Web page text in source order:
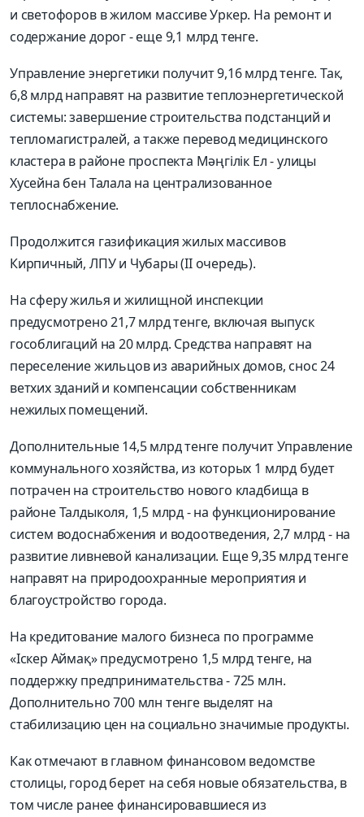
и светофоров в жилом массиве Уркер. На ремонт и
содержание дорог - еще 9,1 млрд тенге.
Управление энергетики получит 9,16 млрд тенге. Так,
6,8 млрд направят на развитие теплоэнергетической
системы: завершение строительства подстанций и
тепломагистралей, а также перевод медицинского
кластера в районе проспекта Мәңгілік Ел - улицы
Хусейна бен Талала на централизованное
теплоснабжение.
Продолжится газификация жилых массивов
Кирпичный, ЛПУ и Чубары (II очередь).
На сферу жилья и жилищной инспекции
предусмотрено 21,7 млрд тенге, включая выпуск
гособлигаций на 20 млрд. Средства направят на
переселение жильцов из аварийных домов, снос 24
ветхих зданий и компенсации собственникам
нежилых помещений.
Дополнительные 14,5 млрд тенге получит Управление
коммунального хозяйства, из которых 1 млрд будет
потрачен на строительство нового кладбища в
районе Талдыколя, 1,5 млрд - на функционирование
систем водоснабжения и водоотведения, 2,7 млрд - на
развитие ливневой канализации. Еще 9,35 млрд тенге
направят на природоохранные мероприятия и
благоустройство города.
На кредитование малого бизнеса по программе
«Іскер Аймақ» предусмотрено 1,5 млрд тенге, на
поддержку предпринимательства - 725 млн.
Дополнительно 700 млн тенге выделят на
стабилизацию цен на социально значимые продукты.
Как отмечают в главном финансовом ведомстве
столицы, город берет на себя новые обязательства, в
том числе ранее финансировавшиеся из